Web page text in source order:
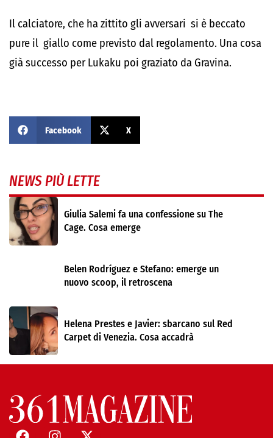
Il calciatore, che ha zittito gli avversari si è beccato
pure il giallo come previsto dal regolamento. Una cosa
già successo per Lukaku poi graziato da Gravina.
Facebook X
NEWS PIÙ LETTE
Giulia Salemi fa una confessione su The
Cage. Cosa emerge
Belen Rodríguez e Stefano: emerge un
nuovo scoop, il retroscena
Helena Prestes e Javier: sbarcano sul Red
Carpet di Venezia. Cosa accadrà